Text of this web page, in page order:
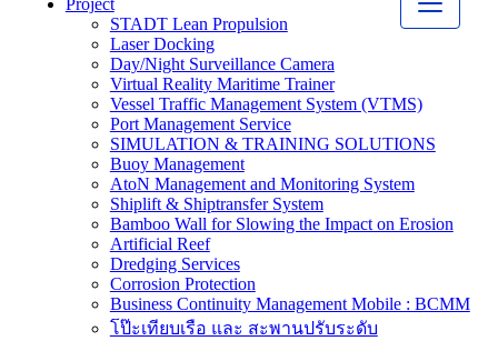
Project
STADT Lean Propulsion
Laser Docking
Day/Night Surveillance Camera
Virtual Reality Maritime Trainer
Vessel Traffic Management System (VTMS)
Port Management Service
SIMULATION & TRAINING SOLUTIONS
Buoy Management
AtoN Management and Monitoring System
Shiplift & Shiptransfer System
Bamboo Wall for Slowing the Impact on Erosion
Artificial Reef
Dredging Services
Corrosion Protection
Business Continuity Management Mobile : BCMM
โป๊ะเทียบเรือ และ สะพานปรับระดับ